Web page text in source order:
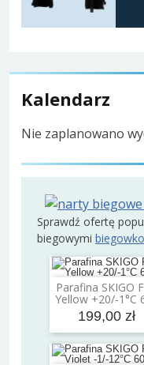
Kalendarz
Nie zaplanowano
Sprawdź ofertę
biegowymi
Parafina SKIGO
Yellow +20/-1°C
199,00 zł
Dodaj do